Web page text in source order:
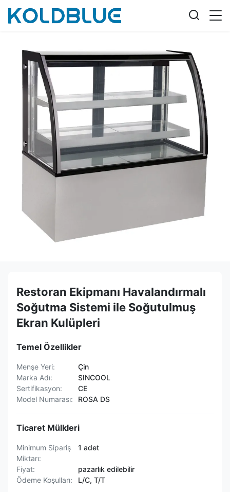
Restoran Ekipmanı Havalandırmalı
Soğutma Sistemi ile Soğutulmuş
Ekran Kulüpleri
Temel Özellikler
Menşe Yeri:
Çin
Marka Adı:
SINCOOL
Sertifikasyon:
CE
Model Numarası:
ROSA DS
Ticaret Mülkleri
Minimum Sipariş
Miktarı:
1 adet
Fiyat:
pazarlık edilebilir
Ödeme Koşulları:
L/C, T/T